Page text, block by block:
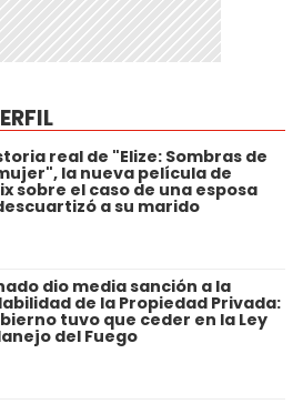
real de "Elize: Sombras de
la nueva película de
sobre el caso de una esposa
a su marido
dio media sanción a la
de la Propiedad Privada:
tuvo que ceder en la Ley
del Fuego